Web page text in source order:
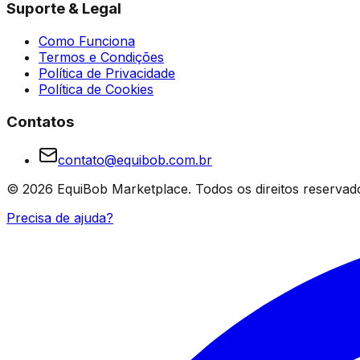
Suporte & Legal
Como Funciona
Termos e Condições
Política de Privacidade
Política de Cookies
Contatos
contato@equibob.com.br
© 2026 EquiBob Marketplace. Todos os direitos
Precisa de ajuda?